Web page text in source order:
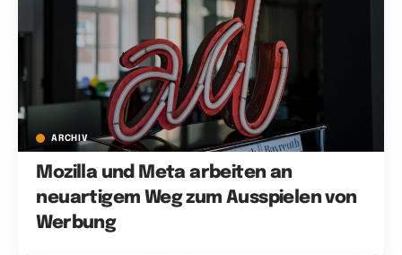
ARCHIV
Mozilla und Meta arbeiten an
neuartigem Weg zum Ausspielen von
Werbung